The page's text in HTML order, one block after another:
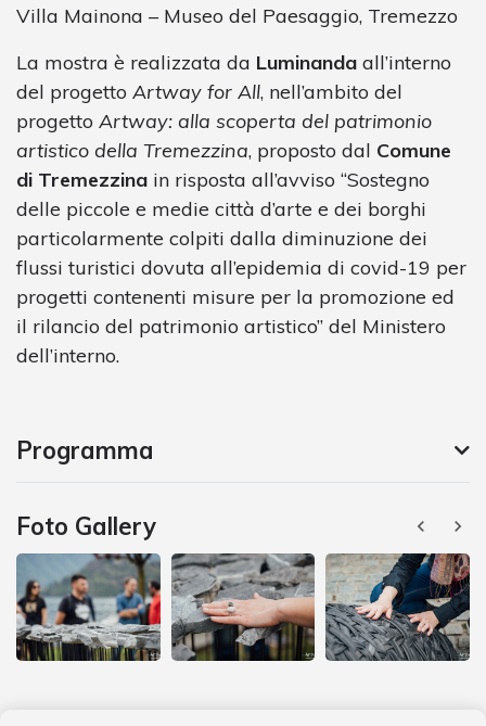
Villa Mainona – Museo del Paesaggio, Tremezzo
La mostra è realizzata da Luminanda all’interno
del progetto Artway for All, nell’ambito del
progetto Artway: alla scoperta del patrimonio
artistico della Tremezzina, proposto dal Comune
di Tremezzina in risposta all’avviso “Sostegno
delle piccole e medie città d’arte e dei borghi
particolarmente colpiti dalla diminuzione dei
flussi turistici dovuta all’epidemia di covid-19 per
progetti contenenti misure per la promozione ed
il rilancio del patrimonio artistico” del Ministero
dell’interno.
Programma
Foto Gallery